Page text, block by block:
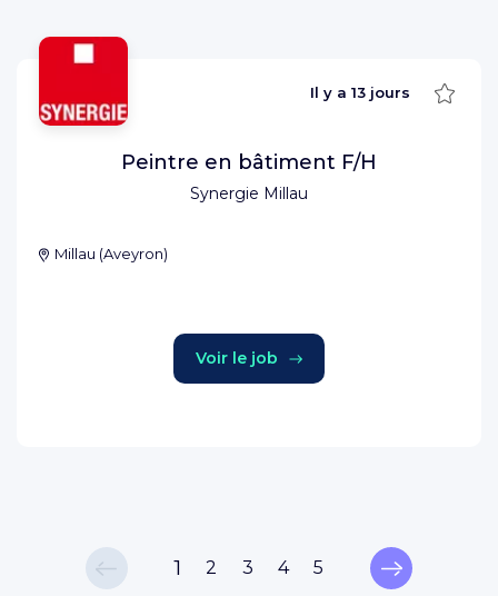
Synergie Millau
Il y a 13 jours
Peintre en bâtiment F/H
Millau (Aveyron)
Voir le job
1 2 3 4 5